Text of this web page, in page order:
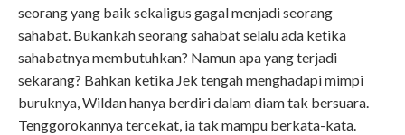
seorang yang baik sekaligus gagal menjadi seorang
sahabat. Bukankah seorang sahabat selalu ada ketika
sahabatnya membutuhkan? Namun apa yang terjadi
sekarang? Bahkan ketika Jek tengah menghadapi mimpi
buruknya, Wildan hanya berdiri dalam diam tak bersuara.
Tenggorokannya tercekat, ia tak mampu berkata-kata.